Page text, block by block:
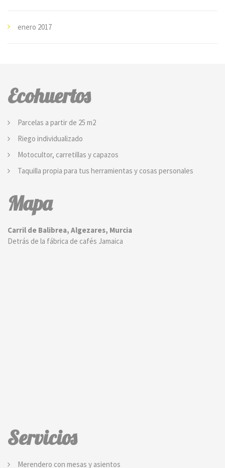
enero 2017
Ecohuertos
Parcelas a partir de 25 m2
Riego individualizado
Motocultor, carretillas y capazos
Taquilla propia para tus herramientas y cosas personales
Mapa
Carril de Balibrea, Algezares, Murcia
Detrás de la fábrica de cafés Jamaica
Servicios
Merendero con mesas y asientos